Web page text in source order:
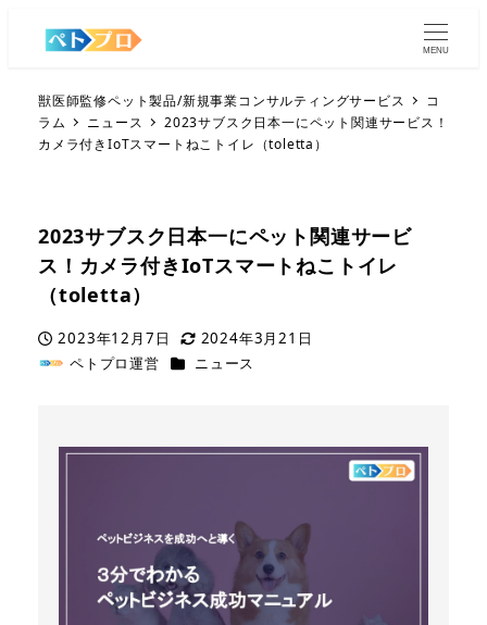
MENU
獣医師監修ペット製品/新規事業コンサルティングサービス
コ
ラム
ニュース
2023サブスク日本一にペット関連サービス！
カメラ付きIoTスマートねこトイレ（toletta）
2023サブスク日本一にペット関連サービ
ス！カメラ付きIoTスマートねこトイレ
（toletta）
投稿日
2023年12月7日
更新日
2024年3月21日
ペトプロ運営 カテゴリー
ニュース